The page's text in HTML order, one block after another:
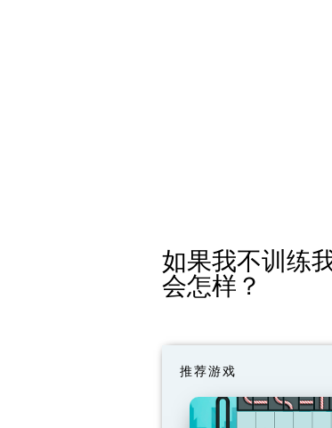
如果我不训练
会怎样？
推荐游戏